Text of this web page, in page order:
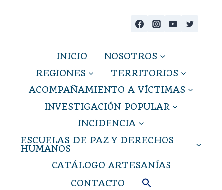
INICIO
NOSOTROS
REGIONES
TERRITORIOS
ACOMPAÑAMIENTO A VÍCTIMAS
INVESTIGACIÓN POPULAR
INCIDENCIA
ESCUELAS DE PAZ Y DERECHOS
HUMANOS
CATÁLOGO ARTESANÍAS
CONTACTO